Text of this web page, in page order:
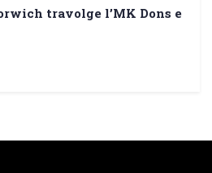
travolge l’MK Dons e